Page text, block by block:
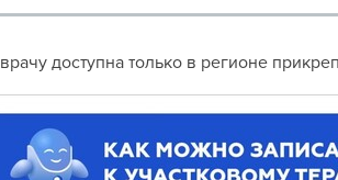
врачу доступна только в регионе